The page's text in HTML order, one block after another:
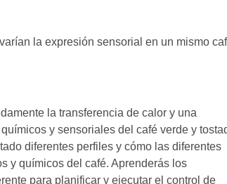
la expresión sensorial en un mismo
la transferencia de calor y una
y sensoriales del café verde y
diferentes perfiles y cómo las diferentes
y químicos del café. Aprenderás los
para planificar y ejecutar el control de